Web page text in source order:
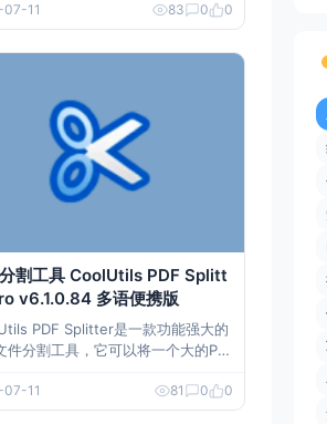
Excel、HTML、JPEG、TIFF 等
式，转换过程保留原文件文本、样
局，兼顾高效性与精准性，是办公
11 83 0 0
割工具 CoolUtils PDF Splitt
v6.1.0.84 多语便携版
PDF Splitter是一款功能强大的
件分割工具，它可以将一个大的PD
文档。 软件下载 PDF分割工
PDF Splitter Pro v6.1.0.84
11 81 0 0